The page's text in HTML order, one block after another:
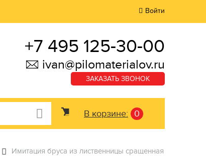
Войти
+7 495 125-30-00
ivan@pilomaterialov.ru
ЗАКАЗАТЬ ЗВОНОК
В корзине: 0
Имитация бруса из лиственницы сращенная